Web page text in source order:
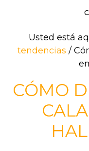
Usted está
tendencias /
CÓMO